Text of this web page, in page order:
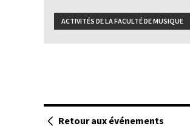
ACTIVITÉS DE LA FACULTÉ DE MUSIQUE
Retour aux événements